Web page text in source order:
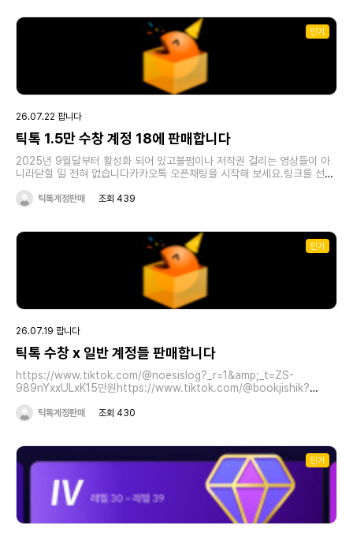
인기
26.07.22 팝니다
틱톡 1.5만 수창 계정 18에 판매합니다
2025년 9월달부터 활성화 되어 있고불펌이나 저작권 걸리는 영상들이 아
니라닫힐 일 전혀 없습니다카카오톡 오픈채팅을 시작해 보세요.링크를 선택
https://open.kakao.com/o/sJQZVnVh
틱톡계정판매 조회 439
인기
26.07.19 팝니다
틱톡 수창 x 일반 계정들 판매합니다
https://www.tiktok.com/@noesislog?_r=1&amp;_t=ZS-
989nYxxULxK15만원https://www.tiktok.com/@bookjishik?
https://www.tiktok.com/@maielvideos?_r=1&amp;_t=ZS-
989ncwP2W5S15만원
989ngJPltYt20만원일괄 구매시 65만원에 해드립니다
틱톡계정판매 조회 430
인기